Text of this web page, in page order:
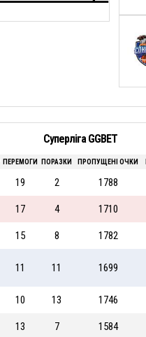
Суперліга GGBET
ПЕРЕМОГИ ПОРАЗКИ ПРОПУЩЕНІ ОЧКИ
19 2 1788
17 4 1710
15 8 1782
11 11 1699
10 13 1746
13 7 1584